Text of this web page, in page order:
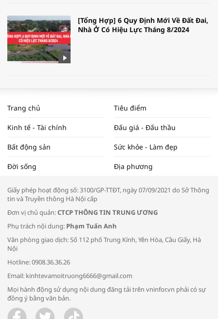
[Tổng Hợp] 6 Quy Định Mới Về Đất Đai,
Nhà Ở Có Hiệu Lực Tháng 8/2024
NAM NĂM 2024 VÀ NĂM 2025 | NHỊP
ĐẬP THỊ TRƯỜNG #62
Tọa đàm “Xúc tiến thương mại: Khơi
Bác sĩ tư vấn cách phòng tránh bệnh
đường hô hấp trong thời tiết giao mùa
Trao yêu thương cho em
Trang chủ Tiêu điểm
Kinh tế - Tài chính Đấu giá - Đấu thầu
Bất động sản Sức khỏe - Làm đẹp
Đời sống Địa phương
Giấy phép hoạt động số: 3100/GP-TTĐT, ngày 07/09/2021 do Sở Thông
tin và Truyền thông Hà Nội cấp
Đơn vị chủ quản:CTCP THÔNG TIN TRUNG ƯƠNG
Phụ trách nội dung: Phạm Tuấn Anh
Văn phòng giao dịch: Số 112 phố Trung Kính, Yên Hòa, Cầu Giấy, Hà
Nội
Hotline: 0908.36.36.26
Email: kinhtevamoitruong6666@gmail.com
Mọi hành động sử dụng nội dung đăng tải trên vninfor.vn phải có sự
đồng ý bằng văn bản.